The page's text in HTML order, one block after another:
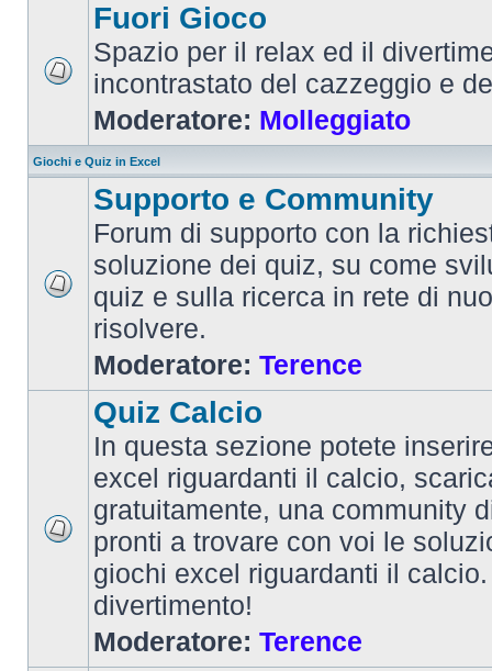
Fuori Gioco
Spazio per il relax ed il
incontrastato del cazzeggio e
Moderatore: Molleggiato
Giochi e Quiz in Excel
Supporto e Community
Forum di supporto con la
soluzione dei quiz, su come
quiz e sulla ricerca in rete di
risolvere.
Moderatore: Terence
Quiz Calcio
In questa sezione potete
excel riguardanti il calcio,
gratuitamente, una community
pronti a trovare con voi le
giochi excel riguardanti il
divertimento!
Moderatore: Terence